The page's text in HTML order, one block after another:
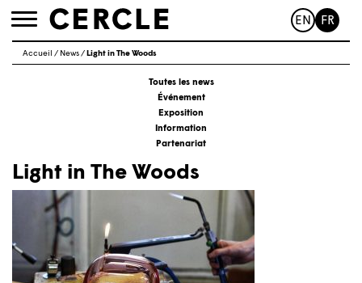
Toggle
EN FR
Accueil / News/ Light in The Woods
Toutes les news
Événement
Exposition
Information
Partenariat
Light in The Woods